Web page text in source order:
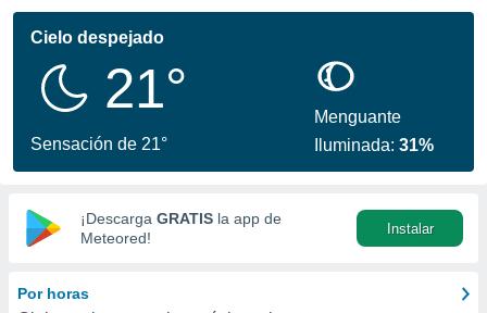
por
para
que se
calidad.
las
y
forma
basada
Cielo despejado
21°
Sensación de 21°
Menguante
Iluminada:31%
¡Descarga GRATIS la app de
Meteored!
Instalar
Por horas